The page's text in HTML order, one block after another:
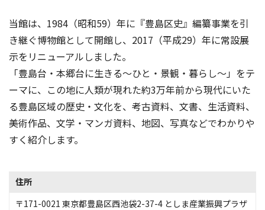
当館は、1984（昭和59）年に『豊島区史』編纂事業を引
き継ぐ博物館として開館し、2017（平成29）年に常設展
示をリニューアルしました。
「豊島台・本郷台に生きる～ひと・景観・暮らし～」をテ
ーマに、この地に人類が現れた約3万年前から現代にいた
る豊島区域の歴史・文化を、考古資料、文書、生活資料、
美術作品、文学・マンガ資料、地図、写真などでわかりや
すく紹介します。
住所
〒171-0021 東京都豊島区西池袋2-37-4 としま産業振興プラザ